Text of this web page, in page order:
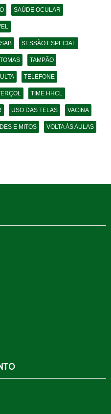
SAÚDE OCULAR
SESSÃO ESPECIAL
TAMPÃO
TELEFONE
TIME HHCL
USO DAS TELAS VACINA
E MITOS VOLTA ÀS AULAS